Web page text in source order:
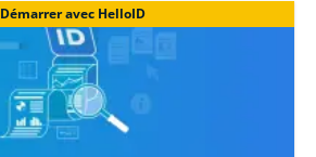
Démarrer avec HelloID